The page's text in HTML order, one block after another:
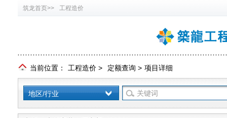
筑龙首页>> 工程造价
当前位置： 工程造价 > 定额查询 > 项目详细
地区/行业